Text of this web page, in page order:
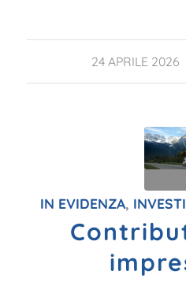
24 APRILE 2026
/
IN EVIDENZA,